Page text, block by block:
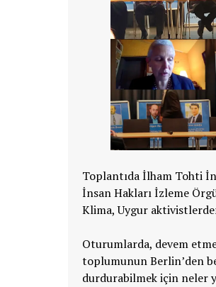
Toplantıda İlham Tohti
İnsan Hakları İzleme
Klima, Uygur
Oturumlarda, devem
toplumunun Berlin’den
durdurabilmek için neler